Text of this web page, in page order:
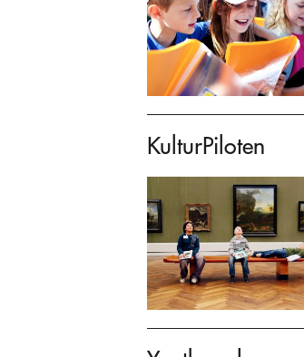
KulturPiloten